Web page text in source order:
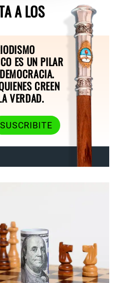
A LOS
ES UN PILAR
CREEN
VERDAD.
SUSCRIBITE